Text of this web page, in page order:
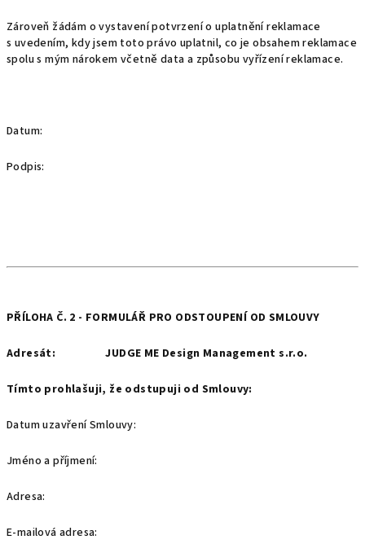
Zároveň žádám o vystavení potvrzení o uplatnění reklamace
s uvedením, kdy jsem toto právo uplatnil, co je obsahem reklamace
spolu s mým nárokem včetně data a způsobu vyřízení reklamace.
Datum:
Podpis:
PŘÍLOHA Č. 2 - FORMULÁŘ PRO ODSTOUPENÍ OD SMLOUVY
Adresát: JUDGE ME Design Management s.r.o.
Tímto prohlašuji, že odstupuji od Smlouvy:
Datum uzavření Smlouvy:
Jméno a příjmení:
Adresa:
E-mailová adresa: